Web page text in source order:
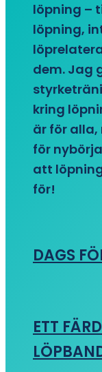
löpning –
löpning,
dem. Jag
kring
är för
för
att
för!
DAGS
ETT